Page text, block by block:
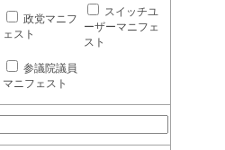
政党マニフ
ェスト
スイッチユ
ーザーマニフェ
スト
参議院議員
マニフェスト